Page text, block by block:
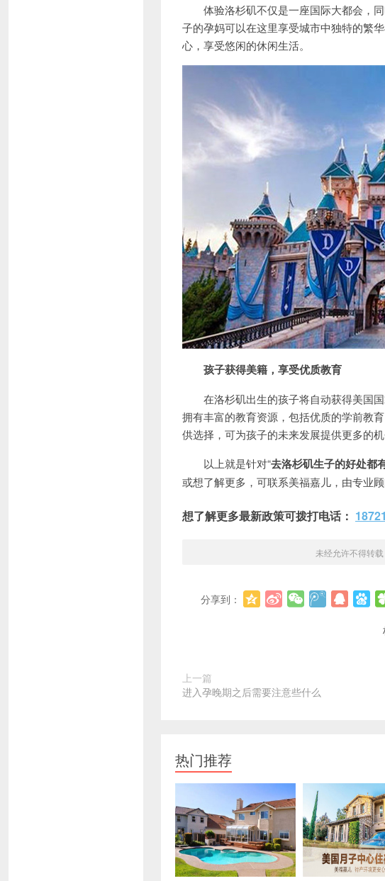
体验洛杉矶不仅是一座国际大都会，同
子的孕妈可以在这里享受城市中独特的繁
心，享受悠闲的休闲生活。
孩子获得美籍，享受优质教育
在洛杉矶出生的孩子将自动获得美国国
拥有丰富的教育资源，包括优质的学前教
供选择，可为孩子的未来发展提供更多的
以上就是针对“去洛杉矶生子的好处都
或想了解更多，可联系美福嘉儿，由专业
想了解更多最新政策可拨打电话：
未经允许不得转载
分享到：
上一篇
进入孕晚期之后需要注意些什么
热门推荐